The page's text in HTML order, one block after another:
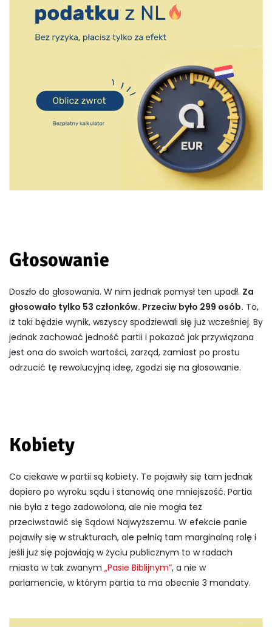
Głosowanie
Doszło do głosowania. W nim jednak pomysł ten upadł. Za
głosowało tylko 53 członków. Przeciw było 299 osób. To,
iż taki będzie wynik, wszyscy spodziewali się już wcześniej. By
jednak zachować jedność partii i pokazać jak przywiązana
jest ona do swoich wartości, zarząd, zamiast po prostu
odrzucić tę rewolucyjną ideę, zgodzi się na głosowanie.
Kobiety
Co ciekawe w partii są kobiety. Te pojawiły się tam jednak
dopiero po wyroku sądu i stanowią one mniejszość. Partia
nie była z tego zadowolona, ale nie mogła też
przeciwstawić się Sądowi Najwyższemu. W efekcie panie
pojawiły się w strukturach, ale pełnią tam marginalną rolę i
jeśli już się pojawiają w życiu publicznym to w radach
miasta w tak zwanym „Pasie Biblijnym”, a nie w
parlamencie, w którym partia ta ma obecnie 3 mandaty.